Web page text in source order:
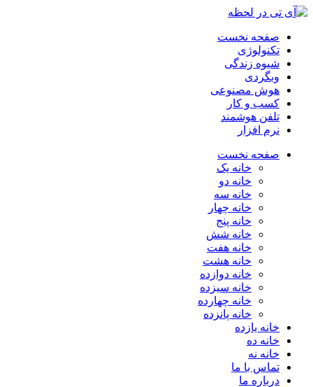
صفحه نخست
تکنولوژی
شیوه زندگی
وبگردی
هوش مصنوعی
کسب و کار
تلفن هوشمند
نرم افزار
صفحه نخست
خانه یک
خانه دو
خانه سه
خانه چهار
خانه پنج
خانه شش
خانه هفت
خانه هشت
خانه دوازده
خانه سیزده
خانه چهارده
خانه پانزده
خانه یازده
خانه ده
خانه نه
تماس با ما
درباره ما